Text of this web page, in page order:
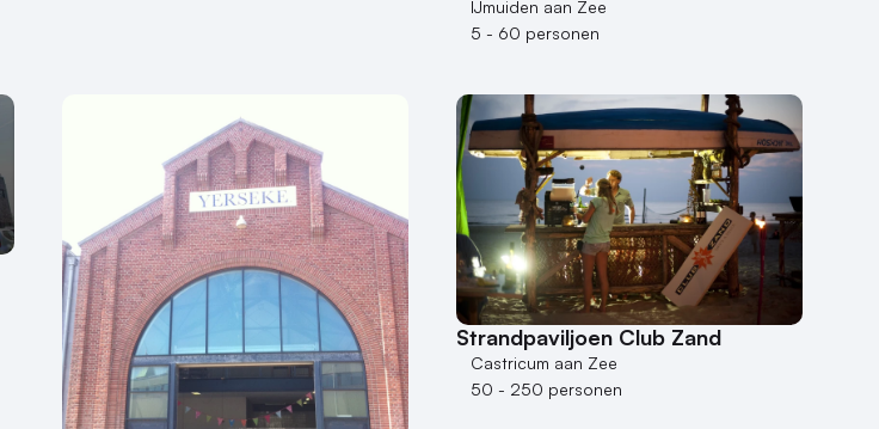
IJmuiden aan Zee
5 - 60 personen
Strandpaviljoen Club Zand
Castricum aan Zee
50 - 250 personen